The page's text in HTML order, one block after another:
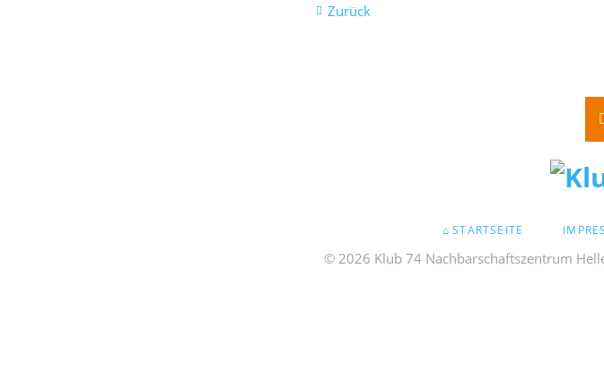
Zurück
STARTSEITE
© 2026 Klub 74 Nachbarschaftszentrum